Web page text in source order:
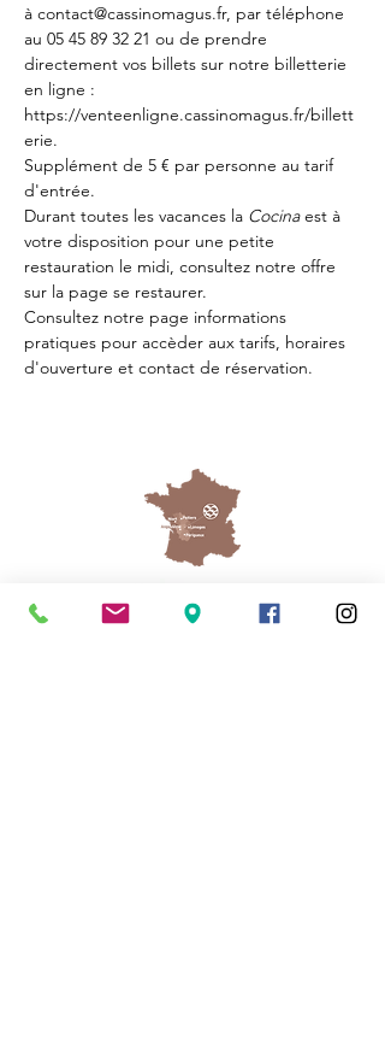
à contact@cassinomagus.fr, par téléphone
au 05 45 89 32 21 ou de prendre
directement vos billets sur notre billetterie
en ligne :
https://venteenligne.cassinomagus.fr/billett
erie.
Supplément de 5 € par personne au tarif
d'entrée.
Durant toutes les vacances la Cocina est à
votre disposition pour une petite
restauration le midi, consultez notre offre
sur la page se restaurer.
Consultez notre page informations
pratiques pour accèder aux tarifs, horaires
d'ouverture et contact de réservation.